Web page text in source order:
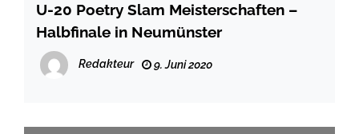
U-20 Poetry Slam Meisterschaften –
Halbfinale in Neumünster
Redakteur 9. Juni 2020